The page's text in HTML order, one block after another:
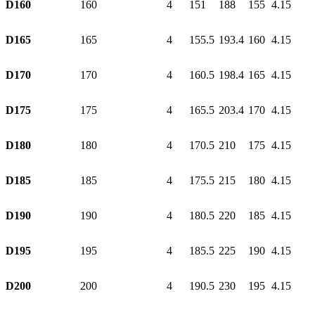
D160 160 4 151 188 155 4.15
D165 165 4 155.5 193.4 160 4.15
D170 170 4 160.5 198.4 165 4.15
D175 175 4 165.5 203.4 170 4.15
D180 180 4 170.5 210 175 4.15
D185 185 4 175.5 215 180 4.15
D190 190 4 180.5 220 185 4.15
D195 195 4 185.5 225 190 4.15
D200 200 4 190.5 230 195 4.15